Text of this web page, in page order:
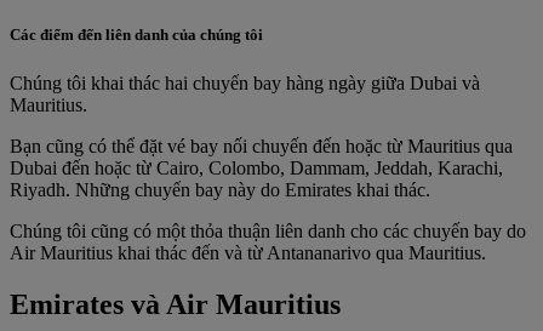
Các điểm đến liên danh của chúng tôi
Chúng tôi khai thác hai chuyến bay hàng ngày giữa Dubai và
Mauritius.
Bạn cũng có thể đặt vé bay nối chuyến đến hoặc từ Mauritius qua
Dubai đến hoặc từ Cairo, Colombo, Dammam, Jeddah, Karachi,
Riyadh. Những chuyến bay này do Emirates khai thác.
Chúng tôi cũng có một thỏa thuận liên danh cho các chuyến bay do
Air Mauritius khai thác đến và từ Antananarivo qua Mauritius.
Emirates và Air Mauritius